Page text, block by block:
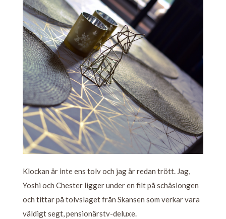
Klockan är inte ens tolv och jag är redan trött. Jag,
Yoshi och Chester ligger under en filt på schäslongen
och tittar på tolvslaget från Skansen som verkar vara
väldigt segt, pensionärstv-deluxe.